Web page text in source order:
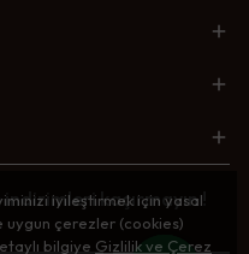
iyileştirmek için yasal
uygun çerezler (cookies)
bilgiye Gizlilik ve Çerez
kaçırmayın !